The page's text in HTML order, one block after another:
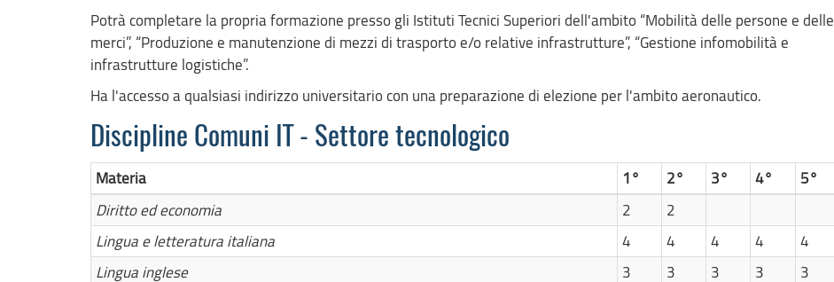
Potrà completare la propria formazione presso gli Istituti Tecnici Superiori dell'ambito “Mobilità delle persone e delle
merci”, “Produzione e manutenzione di mezzi di trasporto e/o relative infrastrutture”, “Gestione infomobilità e
infrastrutture logistiche”.
Ha l'accesso a qualsiasi indirizzo universitario con una preparazione di elezione per l'ambito aeronautico.
Discipline Comuni IT - Settore tecnologico
Materia 1° 2° 3° 4°
5°
Diritto ed economia
2
2
Lingua e letteratura italiana
4 4 4 4
4
Lingua inglese
3 3 3 3
3